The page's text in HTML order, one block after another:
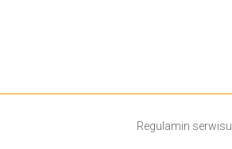
Regulamin serwisu